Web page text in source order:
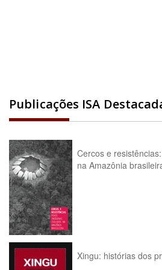
Publicações ISA
Cercos e
na Amazônia
Xingu: histórias dos